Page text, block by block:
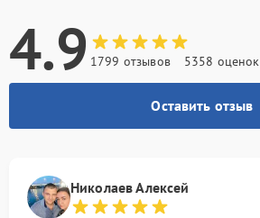
4.9 1799 отзывов 5358 оценок
Оставить отзыв
Николаев Алексей